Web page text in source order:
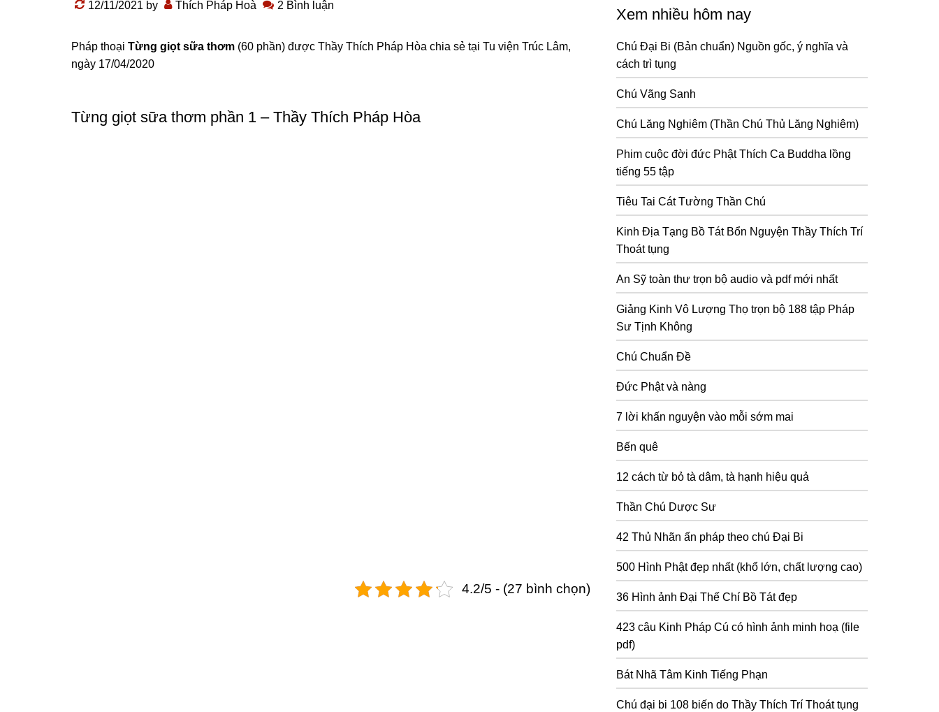
12/11/2021 by Thích Pháp Hoà 2 Bình luận
Pháp thoại Từng giọt sữa thơm (60 phần) được Thầy Thích Pháp Hòa chia sẻ tại Tu viện Trúc Lâm,
ngày 17/04/2020
Từng giọt sữa thơm phần 1 – Thầy Thích Pháp Hòa
4.2/5 - (27 bình chọn)
Xem nhiều hôm nay
Chú Đại Bi (Bản chuẩn) Nguồn gốc, ý nghĩa và
cách trì tụng
Chú Vãng Sanh
Chú Lăng Nghiêm (Thần Chú Thủ Lăng Nghiêm)
Phim cuộc đời đức Phật Thích Ca Buddha lồng
tiếng 55 tập
Tiêu Tai Cát Tường Thần Chú
Kinh Địa Tạng Bồ Tát Bổn Nguyện Thầy Thích Trí
Thoát tụng
An Sỹ toàn thư trọn bộ audio và pdf mới nhất
Giảng Kinh Vô Lượng Thọ trọn bộ 188 tập Pháp
Sư Tịnh Không
Chú Chuẩn Đề
Đức Phật và nàng
7 lời khấn nguyện vào mỗi sớm mai
Bến quê
12 cách từ bỏ tà dâm, tà hạnh hiệu quả
Thần Chú Dược Sư
42 Thủ Nhãn ấn pháp theo chú Đại Bi
500 Hình Phật đẹp nhất (khổ lớn, chất lượng cao)
36 Hình ảnh Đại Thế Chí Bồ Tát đẹp
423 câu Kinh Pháp Cú có hình ảnh minh hoạ (file
pdf)
Bát Nhã Tâm Kinh Tiếng Phạn
Chú đại bi 108 biến do Thầy Thích Trí Thoát tụng